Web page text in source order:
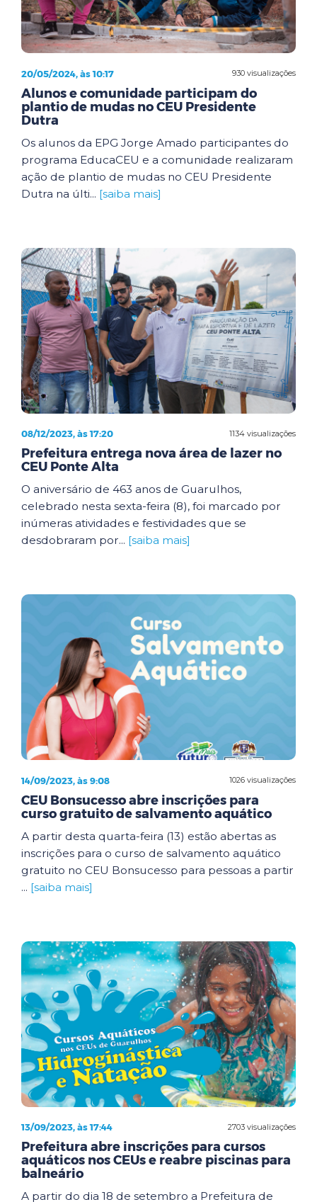
930 visualizações
20/05/2024, às 10:17
Alunos e comunidade participam do
plantio de mudas no CEU Presidente
Dutra
Os alunos da EPG Jorge Amado participantes do
programa EducaCEU e a comunidade realizaram
ação de plantio de mudas no CEU Presidente
Dutra na últi... [saiba mais]
1134 visualizações
08/12/2023, às 17:20
Prefeitura entrega nova área de lazer no
CEU Ponte Alta
O aniversário de 463 anos de Guarulhos,
celebrado nesta sexta-feira (8), foi marcado por
inúmeras atividades e festividades que se
desdobraram por... [saiba mais]
1026 visualizações
14/09/2023, às 9:08
CEU Bonsucesso abre inscrições para
curso gratuito de salvamento aquático
A partir desta quarta-feira (13) estão abertas as
inscrições para o curso de salvamento aquático
gratuito no CEU Bonsucesso para pessoas a partir
... [saiba mais]
2703 visualizações
13/09/2023, às 17:44
Prefeitura abre inscrições para cursos
aquáticos nos CEUs e reabre piscinas para
balneário
A partir do dia 18 de setembro a Prefeitura de